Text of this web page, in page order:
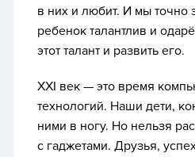
в них и любит. И мы точно
ребенок талантлив и
этот талант и развить его.
XXI век — это время
технологий. Наши дети,
ними в ногу. Но нельзя
с гаджетами. Друзья,